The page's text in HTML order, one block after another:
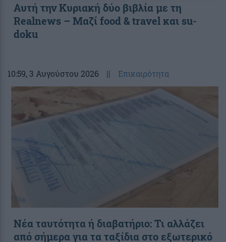
Αυτή την Κυριακή δύο βιβλία με τη
Realnews – Μαζί food & travel και su-
doku
10:59, 3 Αυγούστου 2026 || Επικαιρότητα
Νέα ταυτότητα ή διαβατήριο: Τι αλλάζει
από σήμερα για τα ταξίδια στο εξωτερικό